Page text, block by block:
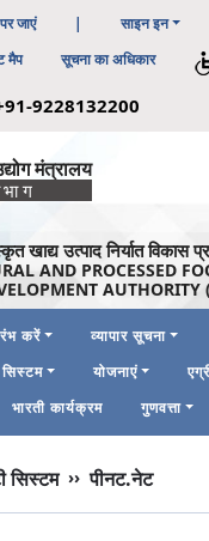
जाएं | साइन इन
मैप सूचना का अधिकार
9228132200
मंत्रालय
खाद्य उत्पाद निर्यात विकास
AND PROCESSED
AUTHORITY
1
करें
व्यापार सूचना
सिस्टम
योजनाएं
भारती कार्यक्रम गुणवत्ता
सिस्टम››पीनट.नेट